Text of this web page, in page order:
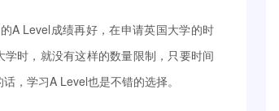
A Level成绩再好，在申请英国大学的时
时，就没有这样的数量限制，只要时间
，学习A Level也是不错的选择。